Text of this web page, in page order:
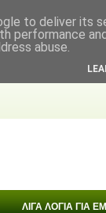
ΛΙΓΑ ΛΟΓΙΑ ΓΙΑ
to deliver its
performance
abuse.